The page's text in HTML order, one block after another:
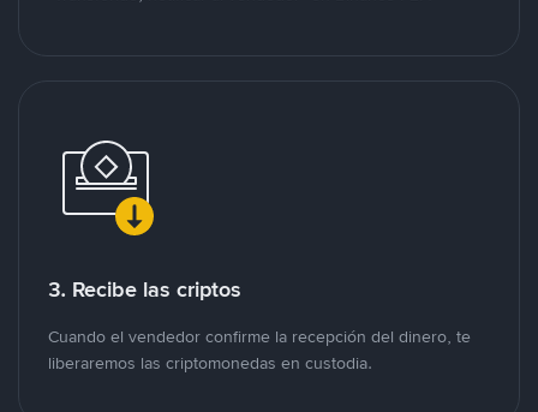
3. Recibe las criptos
Cuando el vendedor confirme la recepción del dinero, te
liberaremos las criptomonedas en custodia.